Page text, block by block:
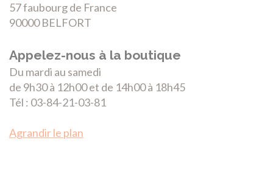
57 faubourg de France
90000 BELFORT
Appelez-nous à la boutique
Du mardi au samedi
de 9h30 à 12h00 et de 14h00 à 18h45
Tél : 03-84-21-03-81
Agrandir le plan